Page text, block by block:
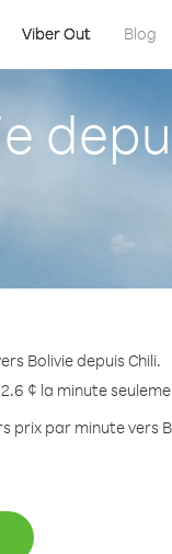
Viber Out Blog
Bolivie depuis Chili.
¢ la minute
prix par minute vers